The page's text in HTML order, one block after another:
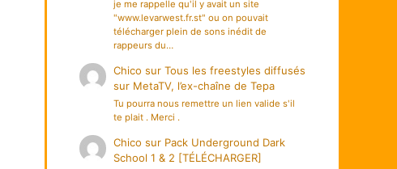
je me rappelle qu'il y avait un site
"www.levarwest.fr.st" ou on pouvait
télécharger plein de sons inédit de
rappeurs du…
Chico surTous les freestyles diffusés
sur MetaTV, l’ex-chaîne de Tepa
Tu pourra nous remettre un lien valide s'il
te plait . Merci .
Chico sur Pack Underground Dark
School 1 & 2 [TÉLÉCHARGER]